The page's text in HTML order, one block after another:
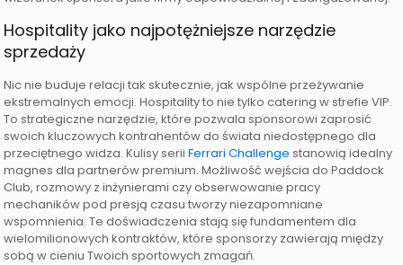
Hospitality jako najpotężniejsze narzędzie
sprzedaży
Nic nie buduje relacji tak skutecznie, jak wspólne przeżywanie
ekstremalnych emocji. Hospitality to nie tylko catering w strefie VIP.
To strategiczne narzędzie, które pozwala sponsorowi zaprosić
swoich kluczowych kontrahentów do świata niedostępnego dla
przeciętnego widza. Kulisy seriiFerrari Challenge stanowią idealny
magnes dla partnerów premium. Możliwość wejścia do Paddock
Club, rozmowy z inżynierami czy obserwowanie pracy
mechaników pod presją czasu tworzy niezapomniane
wspomnienia. Te doświadczenia stają się fundamentem dla
wielomilionowych kontraktów, które sponsorzy zawierają między
sobą w cieniu Twoich sportowych zmagań.